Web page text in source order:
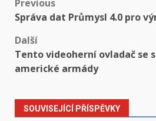
Post
navigation
Previous
Správa dat Průmysl 4.0 pro
Další
Tento videoherní ovladač se
americké armády
SOUVISEJÍCÍ PŘÍSPĚVKY